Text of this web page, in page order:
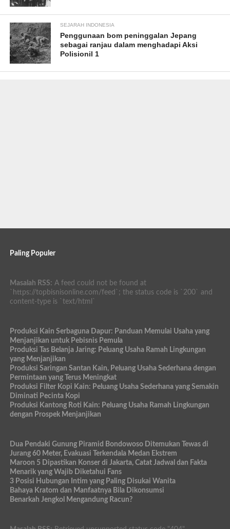
SEJARAH INDONESIA
Penggunaan bom peninggalan Jepang
sebagai ranjau dalam menghadapi Aksi
Polisionil 1
Paling Populer
Masalah RSS: A feed could not be found at
`https://topbisnisonline.com/feed`; the status code is `200` and
content-type is `text/html`
Produksi Kain Serbaguna Dapur: Panduan Memulai Usaha yang
Menjanjikan untuk Pebisnis Pemula
Produksi Tas Belanja Jaring: Peluang Usaha Ramah Lingkungan
yang Menjanjikan
Produksi Saringan Santan Kain, Peluang Usaha Sederhana dengan
Permintaan yang Terus Meningkat
Produksi Filter Kopi Kain: Peluang Usaha Sederhana yang Semakin
Diminati Pecinta Kopi
Produksi Kantong Roti Kain: Peluang Usaha Ramah Lingkungan
dengan Prospek Menjanjikan
Dua Pendaki Gunung Piramid Bondowoso Ditemukan Tewas di
Jurang 60 Meter, Evakuasi Terkendala Medan Ekstrem
Maroon 5 Dipastikan Konser di Jakarta, Catat Jadwal dan Fakta
Menarik yang Wajib Diketahui Fans
3 Posisi Hubungan Intim yang Paling Disukai Wanita
Bahaya Kratom dan Manfaatnya Bila Dikonsumsi
Benarkah Jengkol Mengandung Racun?